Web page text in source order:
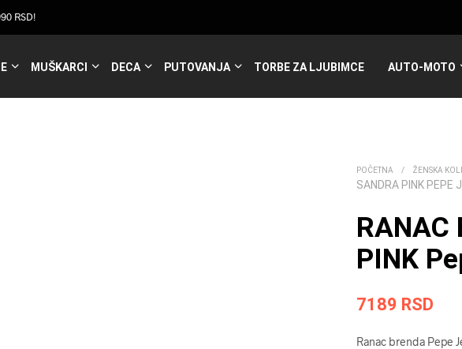
RSD!
MUŠKARCI DECA PUTOVANJA TORBE ZA LJUBIMCE AUTO-MOTO
POČETNA / ŽENSKA
SANDRA PINK PEPE
RANAC
PINK
7189 RSD
Ranac brenda Pepe